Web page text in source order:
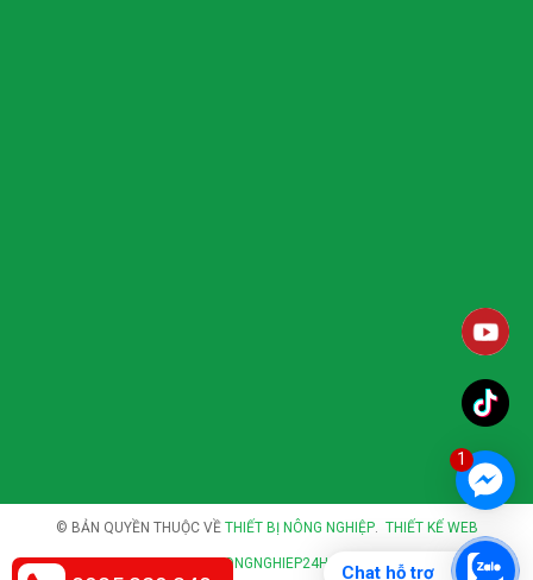
© BẢN QUYỀN THUỘC VỀ THIẾT BỊ NÔNG NGHIỆP. THIẾT KẾ WEB
THIETBINONGNGHIEP24H.COMChat hỗ trợ
1